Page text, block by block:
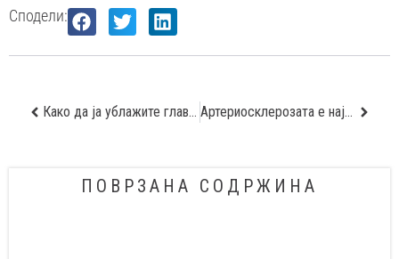
Сподели:
Како да ја ублажите главоболката предизвикана од стрес Артериосклерозата е најчеста причина за проширување на абдоминалната аорта
ПОВРЗАНА СОДРЖИНА